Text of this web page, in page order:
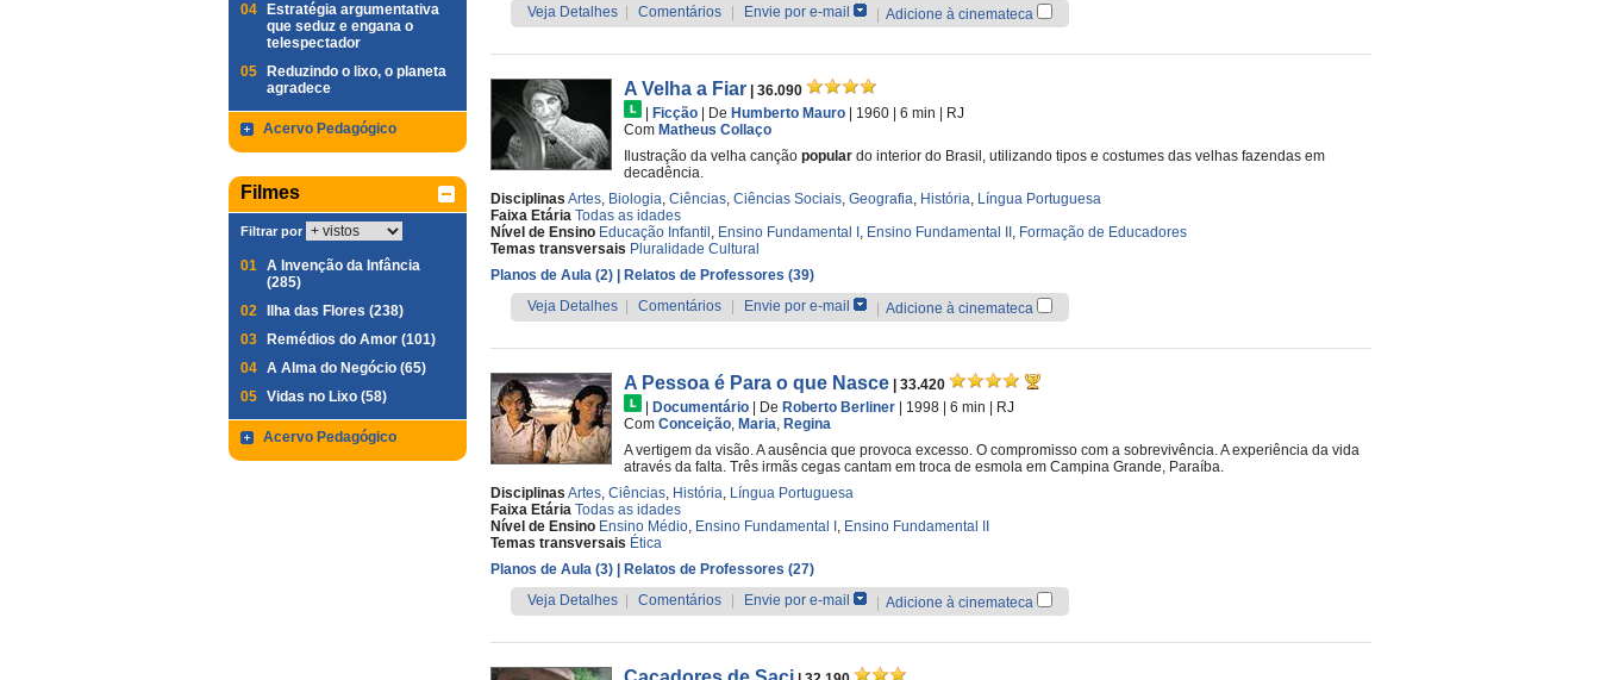
04
Estratégia argumentativa
que seduz e engana o
telespectador
05
Reduzindo o lixo, o planeta
agradece
Acervo Pedagógico
Filmes
Filtrar por
01 A Invenção da Infância
(285)
02
Ilha das Flores (238)
03
Remédios do Amor (101)
04 A Alma do Negócio (65)
05 Vidas no Lixo (58)
Acervo Pedagógico
Veja Detalhes
Comentários Envie por e-mail Adicione à cinemateca
A Velha a Fiar
| 36.090
Ficção De Humberto Mauro | 1960 | 6 min
RJ
Com Matheus Collaço
Ilustração da velha canção popular do interior do Brasil, utilizando tipos e costumes das velhas fazendas em
decadência.
Disciplinas Artes, Biologia, Ciências, Ciências Sociais, Geografia, História, Língua Portuguesa
Faixa Etária Todas as idades
Nível de Ensino Educação Infantil , Ensino Fundamental I , Ensino Fundamental II , Formação de Educadores
Temas transversais Pluralidade Cultural
Planos de Aula (2)
| Relatos de Professores (39)
Veja Detalhes
Comentários Envie por e-mail Adicione à cinemateca
A Pessoa é Para o que Nasce
| 33.420
Documentário De Roberto Berliner | 1998 | 6 min
RJ
Com Conceição, Maria, Regina
A vertigem da visão. A ausência que provoca excesso. O compromisso com a sobrevivência. A experiência da vida
através da falta. Três irmãs cegas cantam em troca de esmola em Campina Grande, Paraíba.
Disciplinas Artes, Ciências, História, Língua Portuguesa
Faixa Etária Todas as idades
Nível de Ensino Ensino Médio, Ensino Fundamental I , Ensino Fundamental II
Temas transversais Ética
Planos de Aula (3)
| Relatos de Professores (27)
Veja Detalhes
Comentários Envie por e-mail Adicione à cinemateca